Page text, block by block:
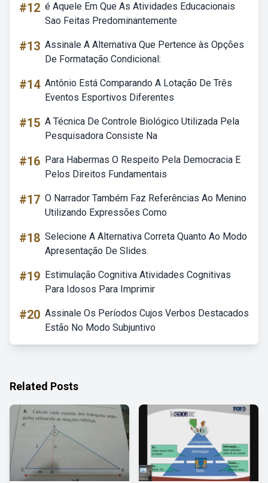
#12 é Aquele Em Que As Atividades Educacionais
Sao Feitas Predominantemente
#13 Assinale A Alternativa Que Pertence às Opções
De Formatação Condicional:
#14 Antônio Está Comparando A Lotação De Três
Eventos Esportivos Diferentes
#15 A Técnica De Controle Biológico Utilizada Pela
Pesquisadora Consiste Na
#16 Para Habermas O Respeito Pela Democracia E
Pelos Direitos Fundamentais
#17 O Narrador Também Faz Referências Ao Menino
Utilizando Expressões Como
#18 Selecione A Alternativa Correta Quanto Ao Modo
Apresentação De Slides.
#19 Estimulação Cognitiva Atividades Cognitivas
Para Idosos Para Imprimir
#20 Assinale Os Períodos Cujos Verbos Destacados
Estão No Modo Subjuntivo
Related Posts